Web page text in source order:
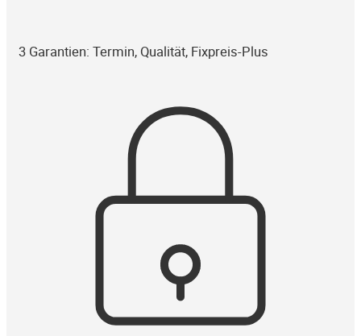
3 Garantien: Termin, Qualität, Fixpreis-Plus